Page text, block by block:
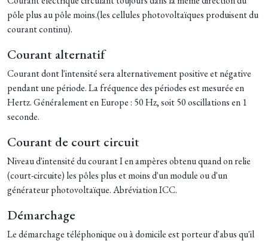
pôle plus au pôle moins.(les cellules photovoltaïques produisent du
courant continu).
Courant alternatif
Courant dont l'intensité sera alternativement positive et négative
pendant une période. La fréquence des périodes est mesurée en
Hertz. Généralement en Europe : 50 Hz, soit 50 oscillations en 1
seconde.
Courant de court circuit
Niveau d'intensité du courant I en ampères obtenu quand on relie
(court-circuite) les pôles plus et moins d'un module ou d'un
générateur photovoltaïque. Abréviation ICC.
Démarchage
Le démarchage téléphonique ou à domicile est porteur d'abus qu'il